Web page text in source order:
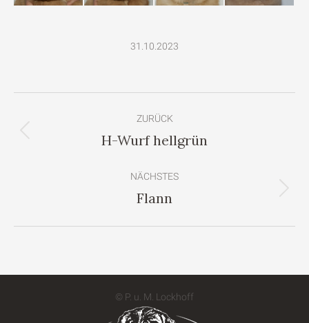
31.10.2023
Navigation
ZURÜCK
Vorheriges
H-Wurf hellgrün
NÄCHSTES
Nächstes
Flann
© P. u. M. Lockhoff